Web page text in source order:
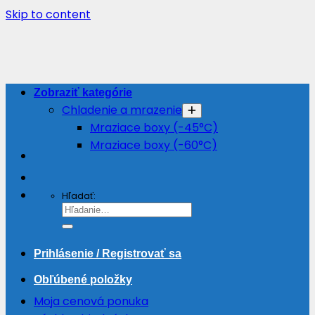
Skip to content
Hľadať:
Prihlásenie / Registrovať sa
Obľúbené položky
Moja cenová ponuka
Zobraziť kategórie
Chladenie a mrazenie
Mraziace boxy (-45°C)
Mraziace boxy (-60°C)